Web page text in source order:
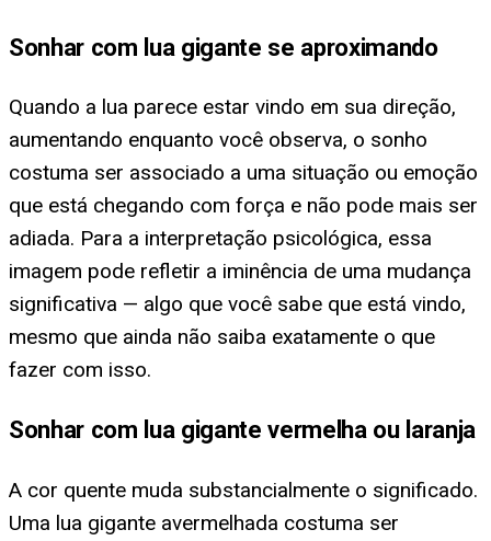
Sonhar com lua gigante se aproximando
Quando a lua parece estar vindo em sua direção,
aumentando enquanto você observa, o sonho
costuma ser associado a uma situação ou emoção
que está chegando com força e não pode mais ser
adiada. Para a interpretação psicológica, essa
imagem pode refletir a iminência de uma mudança
significativa — algo que você sabe que está vindo,
mesmo que ainda não saiba exatamente o que
fazer com isso.
Sonhar com lua gigante vermelha ou laranja
A cor quente muda substancialmente o significado.
Uma lua gigante avermelhada costuma ser